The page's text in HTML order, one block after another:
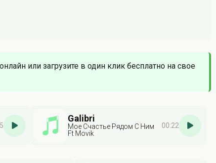
или загрузите в один клик бесплатно на свое
Galibri
Мое Счастье Рядом С Ним
Ft Movik
00:22